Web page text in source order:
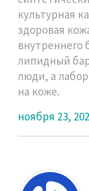
культурная
здоровая
внутреннего
липидный
люди, а
на коже.
ноября 23,